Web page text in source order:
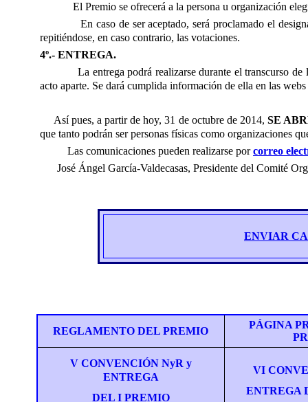
El Premio se ofrecerá a la persona u organización
En caso de ser aceptado, será proclamado el
repitiéndose, en caso contrario, las votaciones.
4º.- ENTREGA.
La entrega podrá realizarse durante el transcurso
acto aparte. Se dará cumplida información de ella en las
Así pues, a partir de hoy, 31 de octubre de 2014,SE
que tanto podrán ser personas físicas como organizaciones
Las comunicaciones pueden realizarse porcorreo
José Ángel García-Valdecasas, Presidente del Comité
ENVIAR
REGLAMENTO DEL PREMIO
PÁGINA
V CONVENCIÓN NyR y
ENTREGA
DEL I PREMIO
VI
ENTREGA